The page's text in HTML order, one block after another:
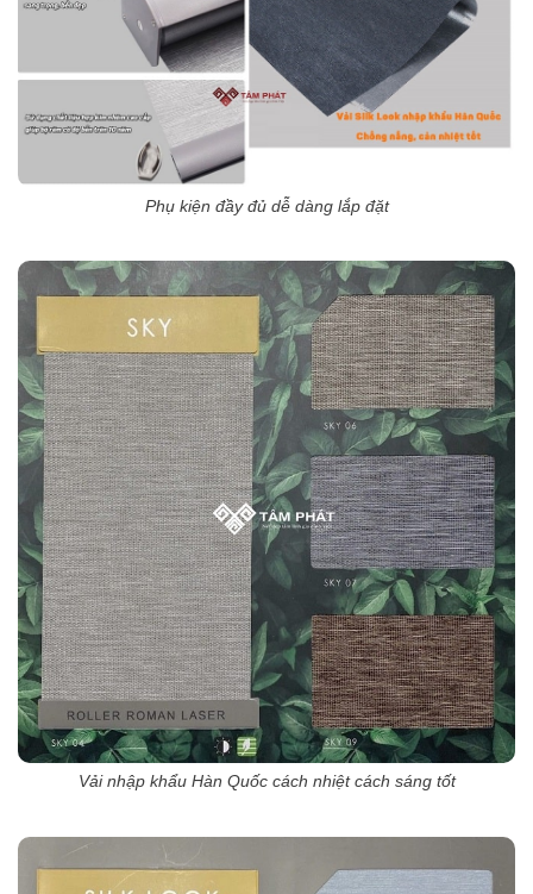
Phụ kiện đầy đủ dễ dàng lắp đặt
Vải nhập khẩu Hàn Quốc cách nhiệt cách sáng tốt